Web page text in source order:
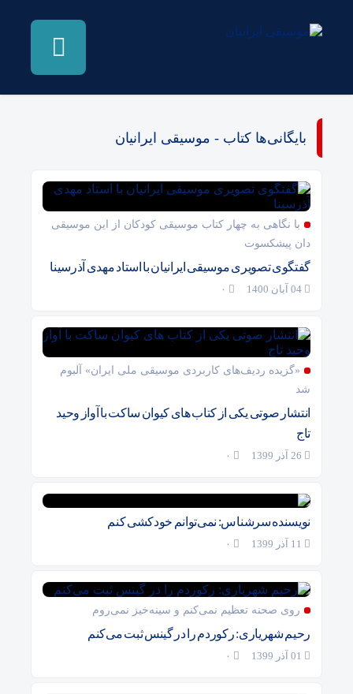
بایگانی‌ها کتاب - موسیقی ایرانیان
با نگاهی به چهار کتاب موسیقی کودکان از این موسیقی
دان پیشکسوت
گفتگوی تصویری موسیقی ایرانیان با استاد مهدی آذرسینا
۰
«گزیده ردیف‌های کاربردی موسیقی ملی ایران» آلبوم
شد
انتشار صوتی یکی از کتاب های کیوان ساکت با آواز وحید
تاج
۰
نویسنده سرشناس: نمی‌توانم خودکشی کنم
۰
روی صحنه تعظیم نمی‌کنم و سینه‌خیز نمی‌روم
رحیم شهریاری: رکوردم را در گینس ثبت می‌کنم
۰